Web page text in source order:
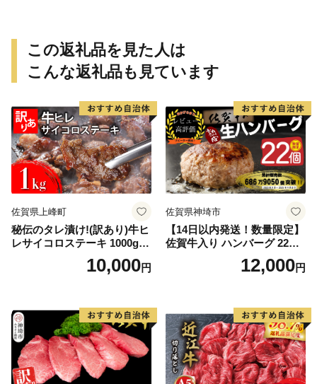
この返礼品を見た人は
こんな返礼品も見ています
佐賀県上峰町
秘伝のタレ漬け!(訳あり)牛ヒ
レサイコロステーキ 1000g
10,000円
佐賀県神埼市
【14日以内発送！数量限定】
佐賀牛入り ハンバーグ 22個
2.6kg(120g×22個)【佐賀牛
黒毛和牛 ブランド牛 九州 ハ
気】(H083106)
12,000円